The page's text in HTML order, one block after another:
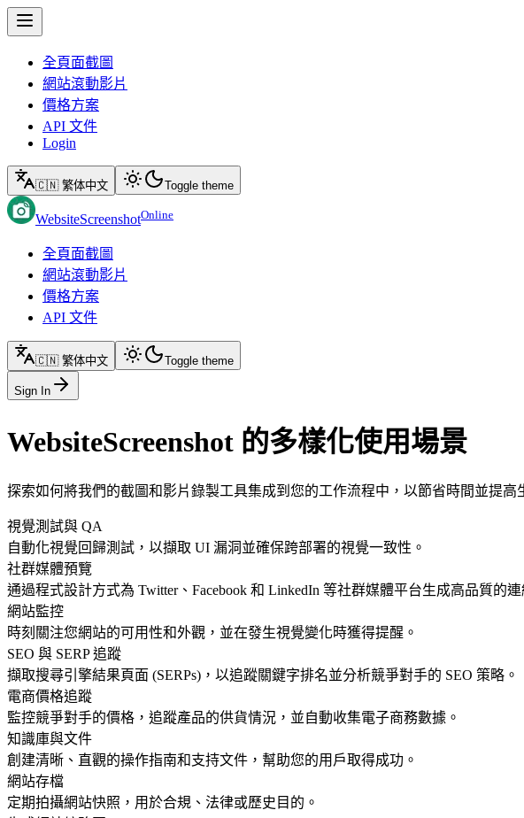
全頁面截圖
網站滾動影片
價格方案
API 文件
Login
🇨🇳 繁体中文 Toggle theme
WebsiteScreenshotOnline
全頁面截圖
網站滾動影片
價格方案
API 文件
🇨🇳 繁体中文 Toggle theme
Sign In
WebsiteScreenshot 的多樣化使用場景
探索如何將我們的截圖和影片錄製工具集成到您的工作流程中，以節省時間並提高
視覺測試與 QA
自動化視覺回歸測試，以擷取 UI 漏洞並確保跨部署的視覺一致性。
社群媒體預覽
通過程式設計方式為 Twitter、Facebook 和 LinkedIn 等社群媒體平台生成高品質的連
網站監控
時刻關注您網站的可用性和外觀，並在發生視覺變化時獲得提醒。
SEO 與 SERP 追蹤
擷取搜尋引擎結果頁面 (SERPs)，以追蹤關鍵字排名並分析競爭對手的 SEO 策略。
電商價格追蹤
監控競爭對手的價格，追蹤產品的供貨情況，並自動收集電子商務數據。
知識庫與文件
創建清晰、直觀的操作指南和支持文件，幫助您的用戶取得成功。
網站存檔
定期拍攝網站快照，用於合規、法律或歷史目的。